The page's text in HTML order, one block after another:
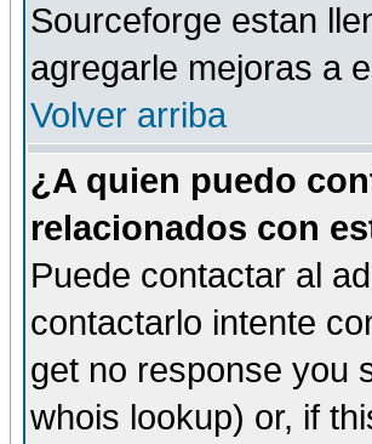
Sourceforge estan
agregarle mejoras a
Volver arriba
¿A quien puedo
relacionados con
Puede contactar al
contactarlo intente
get no response you
whois lookup) or, if